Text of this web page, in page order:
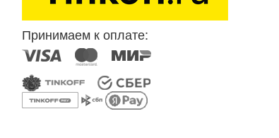
Принимаем к оплате: